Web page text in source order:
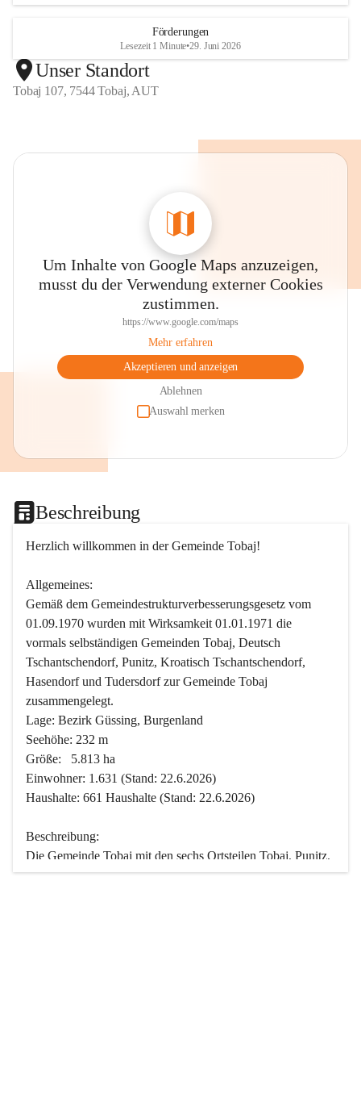
Förderungen
Lesezeit 1 Minute•29. Juni 2026
Unser Standort
Tobaj 107, 7544 Tobaj, AUT
Um Inhalte von Google Maps anzuzeigen,
musst du der Verwendung externer Cookies
zustimmen.
https://www.google.com/maps
Mehr erfahren
Akzeptieren und anzeigen
Ablehnen
Auswahl merken
Beschreibung
Herzlich willkommen in der Gemeinde Tobaj!
Allgemeines:
Gemäß dem Gemeindestrukturverbesserungsgesetz vom
01.09.1970 wurden mit Wirksamkeit 01.01.1971 die
vormals selbständigen Gemeinden Tobaj, Deutsch
Tschantschendorf, Punitz, Kroatisch Tschantschendorf,
Hasendorf und Tudersdorf zur Gemeinde Tobaj
zusammengelegt.
Lage: Bezirk Güssing, Burgenland
Seehöhe: 232 m
Größe:   5.813 ha
Einwohner: 1.631 (Stand: 22.6.2026)
Haushalte: 661 Haushalte (Stand: 22.6.2026)
Beschreibung:
Die Gemeinde Tobaj mit den sechs Ortsteilen Tobaj, Punitz,
Deutsch Tschantschendorf, Kroatisch Tschantschendorf,